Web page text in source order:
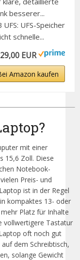
besserer...
UFS-Speicher
schnelle...
EUR
Amazon kaufen
mit einer
15,6 Zoll. Diese
Notebook-
Preis- und
ist in der Regel
kompaktes 13- oder
Platz für Inhalte
vollwertigere Tastatur
oft noch gut
dem Schreibtisch,
solange Gewicht